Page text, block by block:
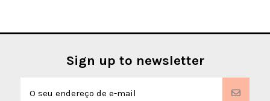
Sign up to newsletter